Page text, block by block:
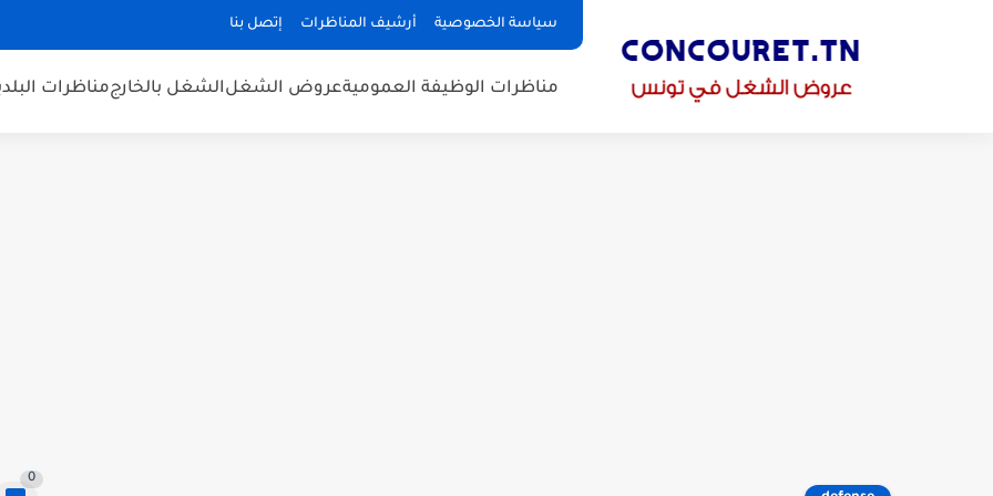
سياسة الخصوصية أرشيف المناظرات إتصل بنا
مناظرات الوظيفة العموميةعروض الشغلالشغل بالخارجمناظرات
0